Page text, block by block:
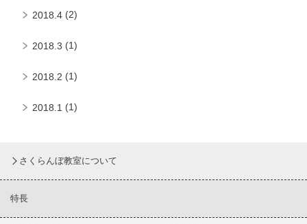
2018.4 (2)
2018.3 (1)
2018.2 (1)
2018.1 (1)
さくらんぼ教室について
特長